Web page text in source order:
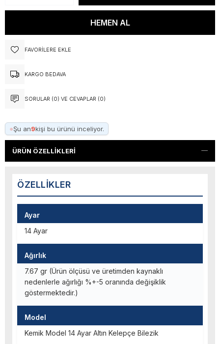
FAVORILERE EKLE
KARGO BEDAVA
SORULAR (0) VE CEVAPLAR (0)
●Şu an9kişi bu ürünü inceliyor.
ÜRÜN ÖZELLIKLERI
ÖZELLIKLER
Ayar
14 Ayar
Ağırlık
7.67 gr (Ürün ölçüsü ve üretimden kaynaklı
nedenlerle ağırlığı %+-5 oranında değişiklik
göstermektedir.)
Model
Kemik Model 14 Ayar Altın Kelepçe Bilezik